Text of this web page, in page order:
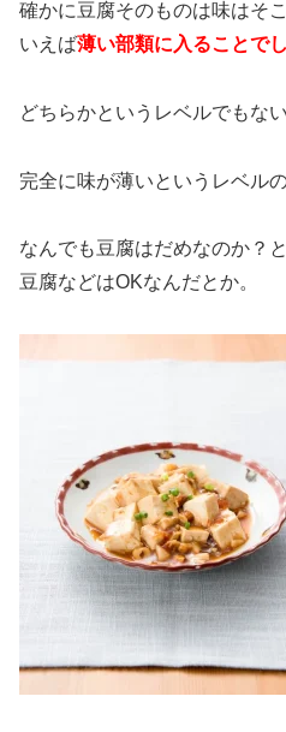
確かに豆腐そのものは味はそ
いえば薄い部類に入ることでし
どちらかというレベルでもな
完全に味が薄いというレベル
なんでも豆腐はだめなのか？
豆腐などはOKなんだとか。